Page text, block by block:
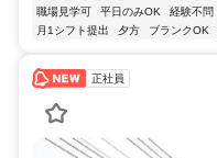
職場見学可
平日のみOK 経験不問
月1シフト提出
夕方 ブランクOK
正社員